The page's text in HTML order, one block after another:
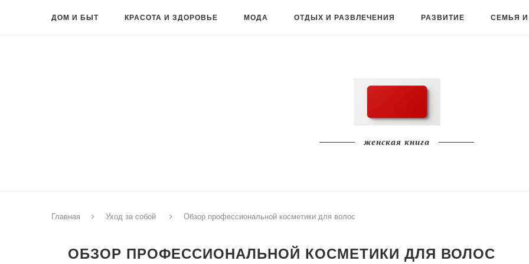
ДОМ И БЫТ КРАСОТА И ЗДОРОВЬЕ МОДА ОТДЫХ И РАЗВЛЕЧЕНИЯ РАЗВИТИЕ СЕМЬЯ И
женская книга
Главная Уход за собой Обзор профессиональной косметики для волос
ОБЗОР ПРОФЕССИОНАЛЬНОЙ КОСМЕТИКИ ДЛЯ ВОЛОС